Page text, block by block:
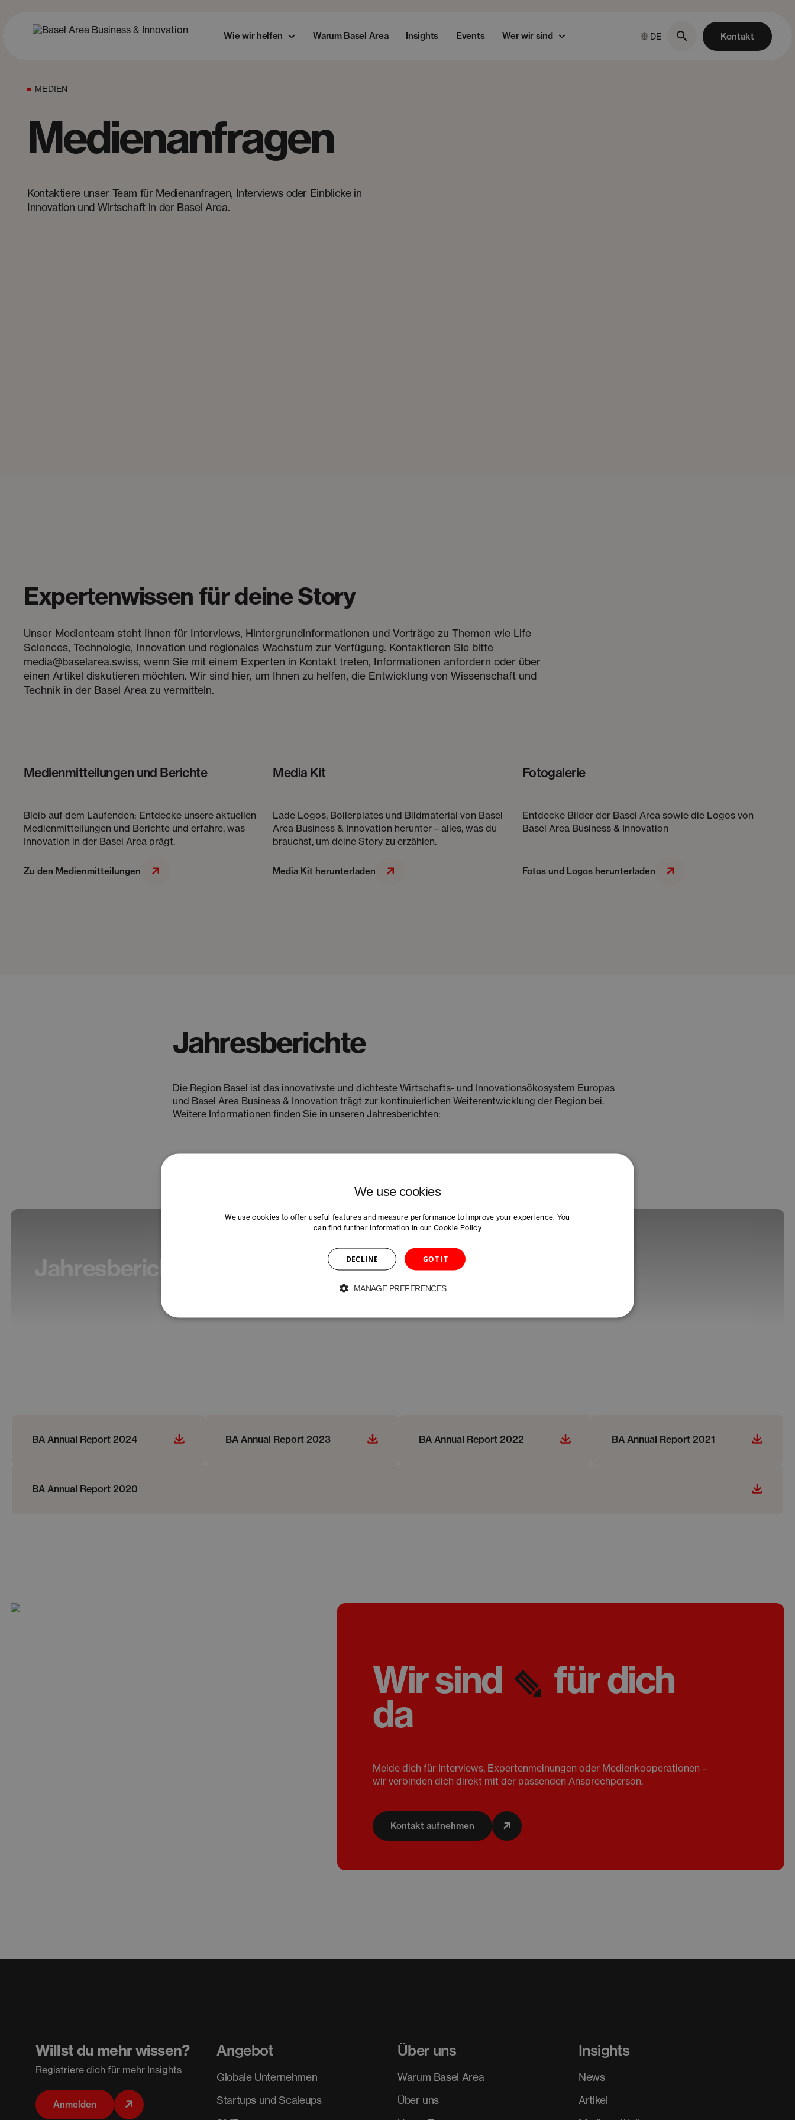
Wie wir helfen Warum Basel Area Insights Events Wer wir sind DE Kontakt
MEDIEN
Medienanfragen
Kontaktiere unser Team für Medienanfragen, Interviews oder Einblicke in
Innovation und Wirtschaft in der Basel Area.
Expertenwissen für deine Story
Unser Medienteam steht Ihnen für Interviews, Hintergrundinformationen und Vorträge zu Themen wie Life
Sciences, Technologie, Innovation und regionales Wachstum zur Verfügung. Kontaktieren Sie bitte
media@baselarea.swiss, wenn Sie mit einem Experten in Kontakt treten, Informationen anfordern oder über
einen Artikel diskutieren möchten. Wir sind hier, um Ihnen zu helfen, die Entwicklung von Wissenschaft und
Technik in der Basel Area zu vermitteln.
Medienmitteilungen und Berichte
Bleib auf dem Laufenden: Entdecke unsere aktuellen
Medienmitteilungen und Berichte und erfahre, was
Innovation in der Basel Area prägt.
Zu den Medienmitteilungen
Media Kit
Lade Logos, Boilerplates und Bildmaterial von Basel
Area Business & Innovation herunter – alles, was du
brauchst, um deine Story zu erzählen.
Media Kit herunterladen
Fotogalerie
Entdecke Bilder der Basel Area sowie die Logos von
Basel Area Business & Innovation
Fotos und Logos herunterladen
Jahresberichte
Die Region Basel ist das innovativste und dichteste Wirtschafts- und Innovationsökosystem Europas
und Basel Area Business & Innovation trägt zur kontinuierlichen Weiterentwicklung der Region bei.
Weitere Informationen finden Sie in unseren Jahresberichten:
Jahresbericht 2025
BA Annual Report 2024 BA Annual Report 2023 BA Annual Report 2022 BA Annual Report 2021
BA Annual Report 2020
Wir sind für dich
da
Melde dich für Interviews, Expertenmeinungen oder Medienkooperationen –
wir verbinden dich direkt mit der passenden Ansprechperson.
Kontakt aufnehmen
Willst du mehr wissen?
Registriere dich für mehr Insights
Anmelden
Angebot
Globale Unternehmen
Startups und Scaleups
Über uns
Warum Basel Area
Über uns
Insights
News
Artikel
We use cookies
We use cookies to offer useful features and measure performance to improve your experience. You
can find further information in our Cookie Policy
GOT IT
DECLINE
MANAGE PREFERENCES